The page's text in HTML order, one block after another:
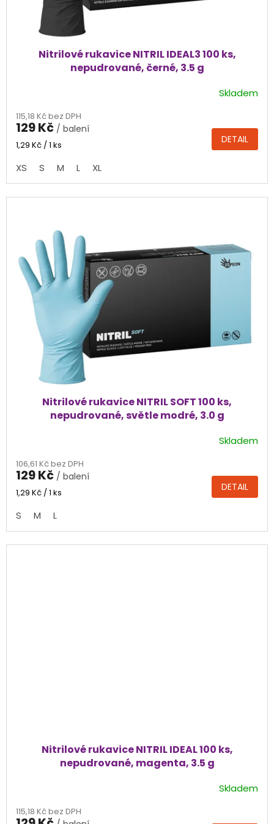
Nitrilové rukavice NITRIL IDEAL3 100 ks,
nepudrované, černé, 3.5 g
produktu
je
4,4
5
hvězdiček.
Skladem
115,18 Kč bez DPH
129 Kč / balení
Měrná
1,29 Kč / 1 ks DETAIL
XS S M L XL
Nitrilové rukavice NITRIL SOFT 100 ks,
nepudrované, světle modré, 3.0 g
produktu
je
4,5
5
hvězdiček.
Skladem
106,61 Kč bez DPH
129 Kč / balení
Měrná
1,29 Kč / 1 ks DETAIL
S M L
Nitrilové rukavice NITRIL IDEAL 100 ks,
nepudrované, magenta, 3.5 g
produktu
Skladem
115,18 Kč bez DPH